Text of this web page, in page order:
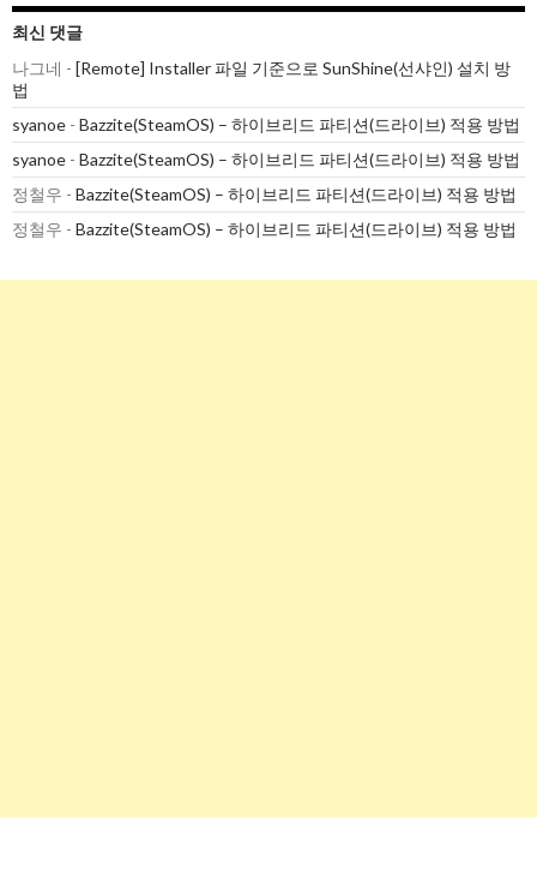
최신 댓글
나그네 - [Remote] Installer 파일 기준으로 SunShine(선샤인) 설치 방
법
syanoe - Bazzite(SteamOS) – 하이브리드 파티션(드라이브) 적용 방법
syanoe - Bazzite(SteamOS) – 하이브리드 파티션(드라이브) 적용 방법
정철우 - Bazzite(SteamOS) – 하이브리드 파티션(드라이브) 적용 방법
정철우 - Bazzite(SteamOS) – 하이브리드 파티션(드라이브) 적용 방법